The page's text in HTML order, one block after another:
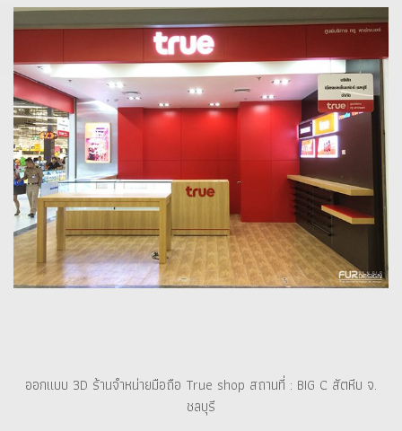
ออกแบบ 3D ร้านจำหน่ายมือถือ True shop สถานที่ : BIG C สัตหีบ จ.
ชลบุรี